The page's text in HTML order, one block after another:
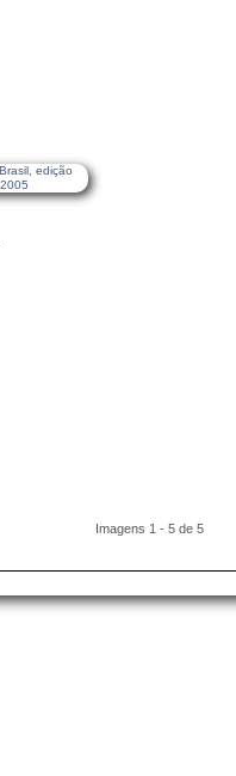
Imagens 1 - 5 de 5